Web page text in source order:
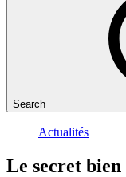
Search
Actualités
Le secret bien